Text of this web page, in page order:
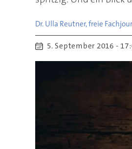
Dr. Ulla Reutner, freie
5. September 2016 -